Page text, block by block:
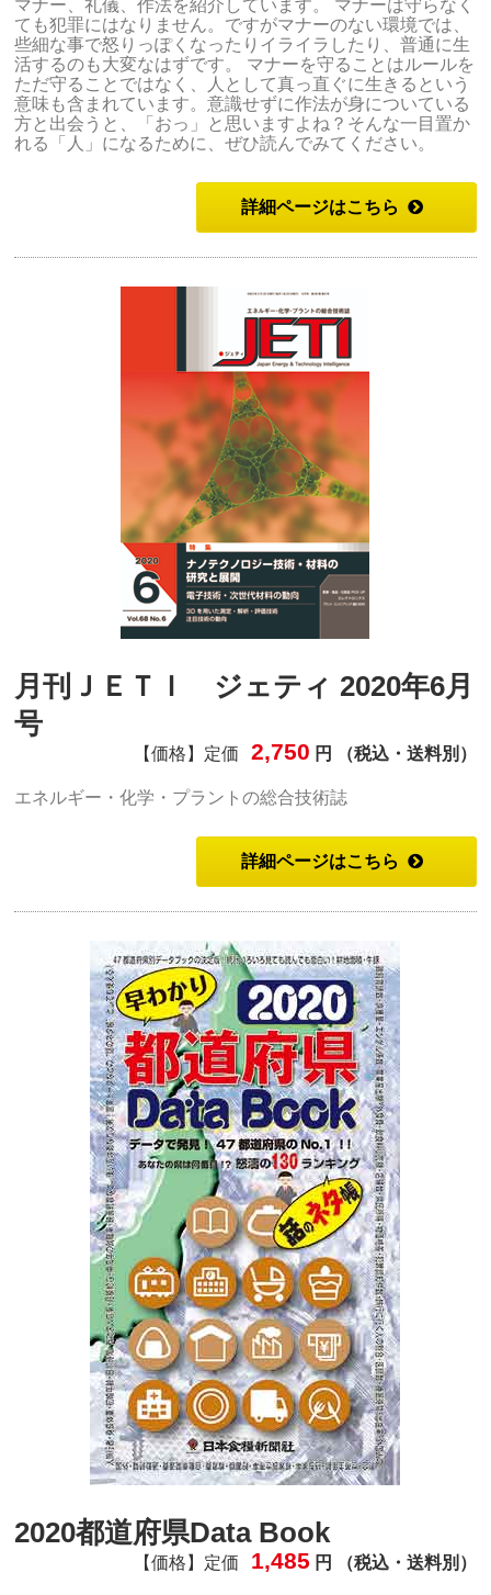
マナー、礼儀、作法を紹介しています。 マナーは守らなく
ても犯罪にはなりません。ですがマナーのない環境では、
些細な事で怒りっぽくなったりイライラしたり、普通に生
活するのも大変なはずです。 マナーを守ることはルールを
ただ守ることではなく、人として真っ直ぐに生きるという
意味も含まれています。意識せずに作法が身についている
方と出会うと、「おっ」と思いますよね？そんな一目置か
れる「人」になるために、ぜひ読んでみてください。
詳細ページはこちら
月刊ＪＥＴＩ ジェティ 2020年6月
号
【価格】定価 2,750 円 （税込・送料別）
エネルギー・化学・プラントの総合技術誌
詳細ページはこちら
2020都道府県Data Book
【価格】定価 1,485 円 （税込・送料別）